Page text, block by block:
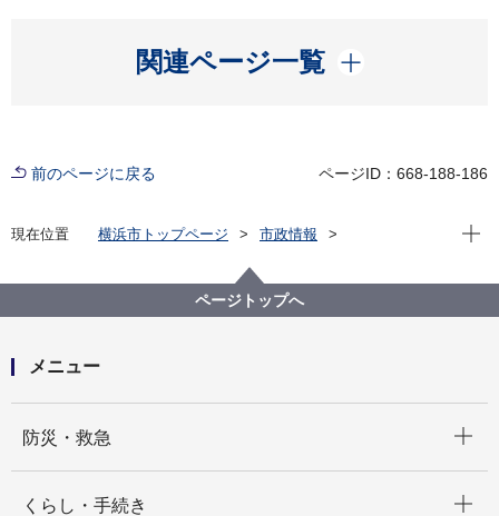
関連ページ一覧
開く
前のページに戻る ページID：668-188-186
現在位置 横浜市トップページ
市政情報
メンテナンス情報
2月3日(月曜日)午前1時30分～午前5時00分の時間帯で
一部Webサイト・システムが停止します。
現在
ページトップへ
メニュー
防災・救急
くらし・手続き